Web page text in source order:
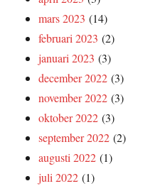
mars 2023 (14)
februari 2023 (2)
januari 2023 (3)
december 2022 (3)
november 2022 (3)
oktober 2022 (3)
september 2022 (2)
augusti 2022 (1)
juli 2022 (1)